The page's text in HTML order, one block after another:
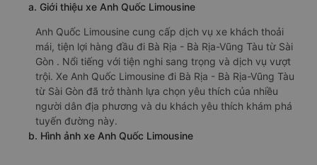
a. Giới thiệu xe Anh Quốc Limousine
Anh Quốc Limousine cung cấp dịch vụ xe khách thoải
mái, tiện lợi hàng đầu đi Bà Rịa - Bà Rịa-Vũng Tàu từ Sài
Gòn . Nổi tiếng với tiện nghi sang trọng và dịch vụ vượt
trội. Xe Anh Quốc Limousine đi Bà Rịa - Bà Rịa-Vũng Tàu
từ Sài Gòn đã trở thành lựa chọn yêu thích của nhiều
người dân địa phương và du khách yêu thích khám phá
tuyến đường này.
b. Hình ảnh xe Anh Quốc Limousine